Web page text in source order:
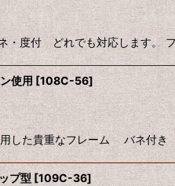
付 どれでも対応します。
使用 [108C-56]
用した貴重なフレーム バネ付
プ型 [109C-36]